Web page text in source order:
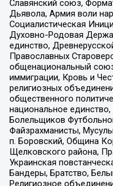
Славянский союз,
Дьявола, Армия воли
Социалистическая
Духовно-Родовая
единство,
Православных
общенациональный
иммиграции, Кровь и
религиозных
общественного
национальное
Болельщиков
Файзрахманисты,
п. Боровский, Община
Щелковского района,
Украинская
Бандеры, Братство,
Религиозное